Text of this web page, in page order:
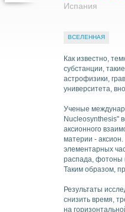
Испания
ВСЕЛЕННАЯ
Как известно,
субстанции,
астрофизики,
университета,
Ученые
Nucleosynthesis"
аксионного
материи -
элементарных
распада, фотоны
Таким образом,
Результаты
снизить время,
на